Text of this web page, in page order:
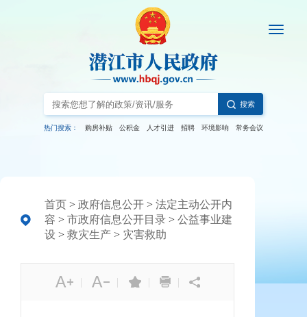
搜索
热门搜索： 购房补贴 公积金 人才引进 招聘 环境影响 常务会议
首页 > 政府信息公开 > 法定主动公开内
容 > 市政府信息公开目录 > 公益事业建
设 > 救灾生产 > 灾害救助
| | | |